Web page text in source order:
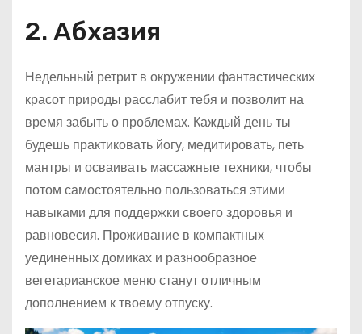
2. Абхазия
Недельный ретрит в окружении фантастических
красот природы расслабит тебя и позволит на
время забыть о проблемах. Каждый день ты
будешь практиковать йогу, медитировать, петь
мантры и осваивать массажные техники, чтобы
потом самостоятельно пользоваться этими
навыками для поддержки своего здоровья и
равновесия. Проживание в компактных
уединенных домиках и разнообразное
вегетарианское меню станут отличным
дополнением к твоему отпуску.